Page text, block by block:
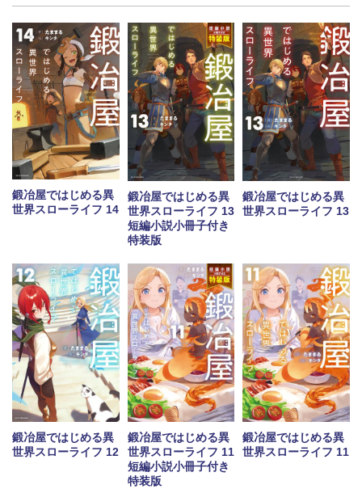
鍛冶屋ではじめる異
世界スローライフ 14
鍛冶屋ではじめる異
世界スローライフ 13
短編小説小冊子付き
特装版
鍛冶屋ではじめる異
世界スローライフ 13
鍛冶屋ではじめる異
世界スローライフ 12
鍛冶屋ではじめる異
世界スローライフ 11
短編小説小冊子付き
特装版
鍛冶屋ではじめる異
世界スローライフ 11